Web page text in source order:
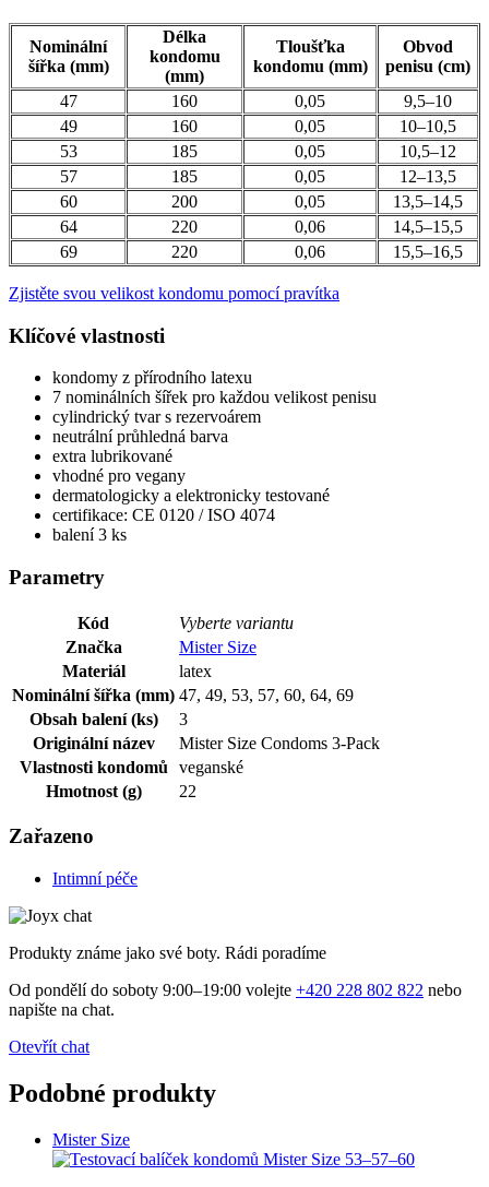
Nominální
šířka (mm)
Délka
kondomu
(mm)
Tloušťka
kondomu (mm)
Obvod
penisu (cm)
47
160 0,05
9,5–10
49
160 0,05
10–10,5
53
185 0,05
10,5–12
57
185 0,05
12–13,5
60
200 0,05
13,5–14,5
64
220 0,06
14,5–15,5
69
220 0,06 15,5–16,5
Zjistěte svou velikost kondomu pomocí pravítka
Klíčové vlastnosti
kondomy z přírodního latexu
7 nominálních šířek pro každou velikost penisu
cylindrický tvar s rezervoárem
neutrální průhledná barva
extra lubrikované
vhodné pro vegany
dermatologicky a elektronicky testované
certifikace: CE 0120 / ISO 4074
balení 3 ks
Parametry
Kód
Vyberte variantu
Značka
Mister Size
Materiál
latex
Nominální šířka (mm) 47, 49, 53, 57, 60, 64, 69
Obsah balení (ks)
3
Originální název
Mister Size Condoms 3-Pack
Vlastnosti kondomů
veganské
Hmotnost (g)
22
Zařazeno
Intimní péče
Produkty známe jako své boty. Rádi poradíme
Od pondělí do soboty 9:00–19:00 volejte +420 228 802 822 nebo
napište na chat.
Otevřít chat
Podobné produkty
Mister Size